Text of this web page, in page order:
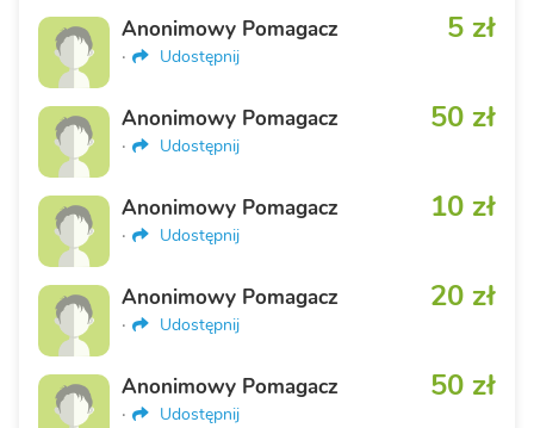
5 zł
Anonimowy Pomagacz
· Udostępnij
50 zł
Anonimowy Pomagacz
· Udostępnij
10 zł
Anonimowy Pomagacz
· Udostępnij
20 zł
Anonimowy Pomagacz
· Udostępnij
50 zł
Anonimowy Pomagacz
· Udostępnij